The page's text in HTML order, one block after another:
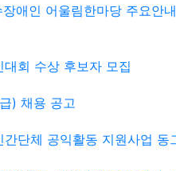
애인 어울림한마당 주요안
회 수상 후보자 모집
) 채용 공고
단체 공익활동 지원사업 동